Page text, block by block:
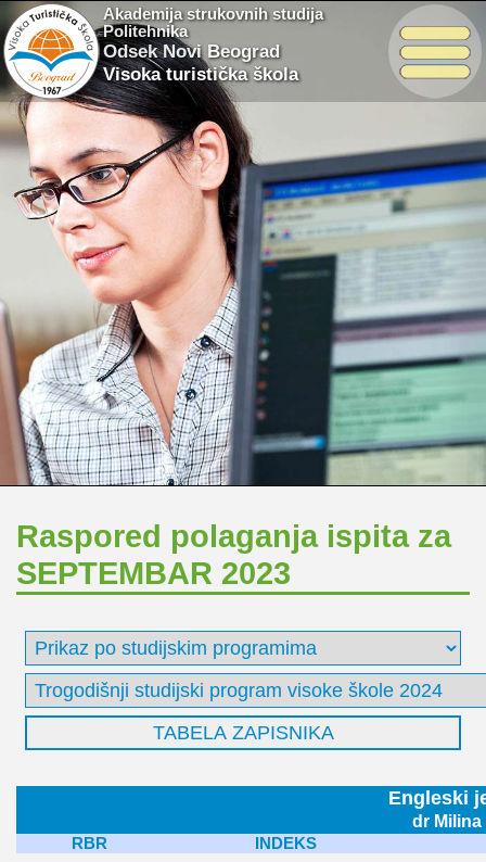
Akademija strukovnih studija
Politehnika
Odsek Novi Beograd
Visoka turistička škola
Raspored polaganja ispita za
SEPTEMBAR 2023
Engleski
dr
RBR INDEKS